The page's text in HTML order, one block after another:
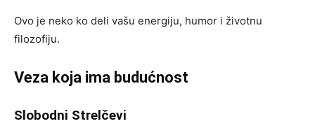
Ovo je neko ko deli vašu energiju, humor i životnu
filozofiju.
Veza koja ima budućnost
Slobodni Strelčevi